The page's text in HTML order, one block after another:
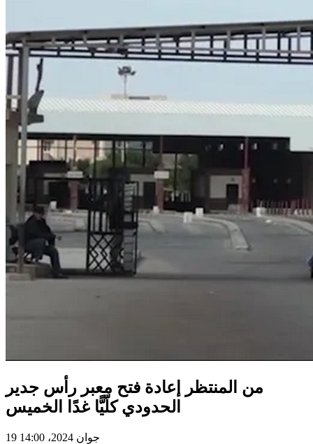
من المنتظر إعادة فتح معبر رأس جدير
الحدودي كلّيًّا غدًا الخميس
19 جوان 2024، 14:00